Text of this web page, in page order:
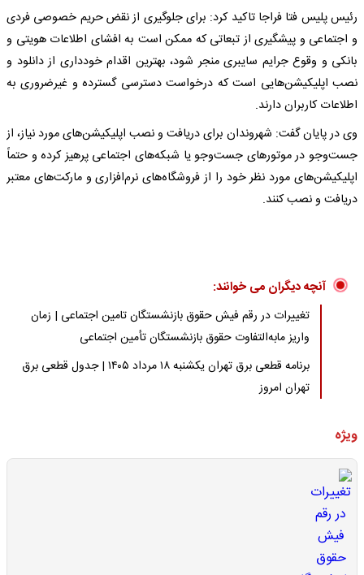
رئیس پلیس فتا فراجا تاکید کرد: برای جلوگیری از نقض حریم خصوصی فردی
و اجتماعی و پیشگیری از تبعاتی که ممکن است به افشای اطلاعات هویتی و
بانکی و وقوع جرایم سایبری منجر شود، بهترین اقدام خودداری از دانلود و
نصب اپلیکیشن‌هایی است که درخواست دسترسی گسترده و غیرضروری به
اطلاعات کاربران دارند.
وی در پایان گفت: شهروندان برای دریافت و نصب اپلیکیشن‌های مورد نیاز، از
جست‌وجو در موتورهای جست‌وجو یا شبکه‌های اجتماعی پرهیز کرده و حتماً
اپلیکیشن‌های مورد نظر خود را از فروشگاه‌های نرم‌افزاری و مارکت‌های معتبر
دریافت و نصب کنند.
آنچه دیگران می خوانند:
تغییرات در رقم فیش حقوق بازنشستگان تامین اجتماعی | زمان
واریز مابه‌التفاوت حقوق بازنشستگان تأمین اجتماعی
برنامه قطعی برق تهران یکشنبه ۱۸ مرداد ۱۴۰۵ | جدول قطعی برق
تهران امروز
ویژه